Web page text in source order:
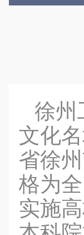
徐州
文化
省徐
格为
实施